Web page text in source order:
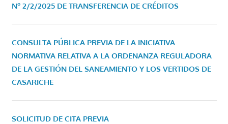
Nº 2/2/2025 DE TRANSFERENCIA DE CRÉDITOS
CONSULTA PÚBLICA PREVIA DE LA INICIATIVA
NORMATIVA RELATIVA A LA ORDENANZA REGULADORA
DE LA GESTIÓN DEL SANEAMIENTO Y LOS VERTIDOS DE
CASARICHE
SOLICITUD DE CITA PREVIA